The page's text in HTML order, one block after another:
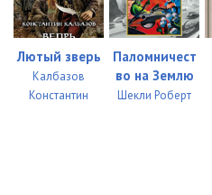
Лютый зверь
Калбазов
Константин
Паломничест
во на Землю
Шекли Роберт